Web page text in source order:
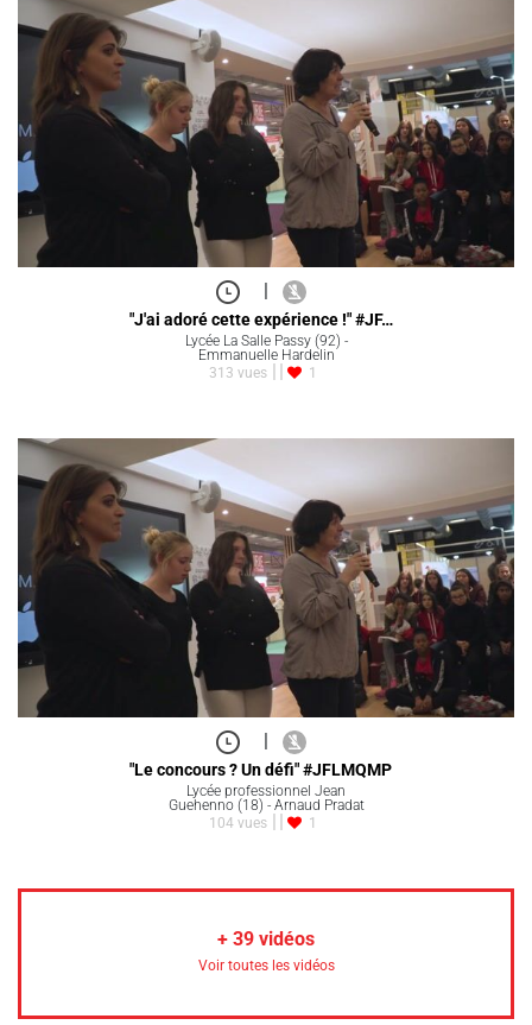
|
"J'ai adoré cette expérience !" #JF…
Lycée La Salle Passy (92) -
Emmanuelle Hardelin
313 vues
1
"Le concours ? Un défi" #JFLMQMP
Lycée professionnel Jean
Guehenno (18) - Arnaud Pradat
104 vues
1
+ 39 vidéos
Voir toutes les vidéos